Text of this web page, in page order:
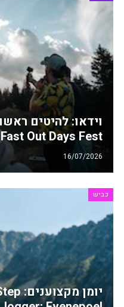
וידאו: להיטים
Fast Out Days Fest
16/07/2026
כביש